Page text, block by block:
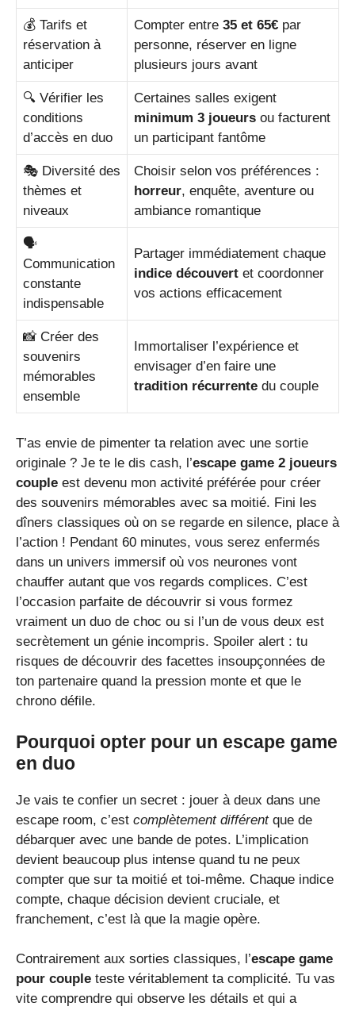
💰 Tarifs et
réservation à
anticiper
Compter entre 35 et 65€ par
personne, réserver en ligne
plusieurs jours avant
🔍 Vérifier les
conditions
d’accès en duo
Certaines salles exigent
minimum 3 joueurs ou facturent
un participant fantôme
🎭 Diversité des
thèmes et
niveaux
Choisir selon vos préférences :
horreur, enquête, aventure ou
ambiance romantique
🗣️
Communication
constante
indispensable
Partager immédiatement chaque
indice découvert et coordonner
vos actions efficacement
📸 Créer des
souvenirs
mémorables
ensemble
Immortaliser l’expérience et
envisager d’en faire une
tradition récurrente du couple
T’as envie de pimenter ta relation avec une sortie
originale ? Je te le dis cash, l’escape game 2 joueurs
couple est devenu mon activité préférée pour créer
des souvenirs mémorables avec sa moitié. Fini les
dîners classiques où on se regarde en silence, place à
l’action ! Pendant 60 minutes, vous serez enfermés
dans un univers immersif où vos neurones vont
chauffer autant que vos regards complices. C’est
l’occasion parfaite de découvrir si vous formez
vraiment un duo de choc ou si l’un de vous deux est
secrètement un génie incompris. Spoiler alert : tu
risques de découvrir des facettes insoupçonnées de
ton partenaire quand la pression monte et que le
chrono défile.
Pourquoi opter pour un escape game
en duo
Je vais te confier un secret : jouer à deux dans une
escape room, c’est complètement différentque de
débarquer avec une bande de potes. L’implication
devient beaucoup plus intense quand tu ne peux
compter que sur ta moitié et toi-même. Chaque indice
compte, chaque décision devient cruciale, et
franchement, c’est là que la magie opère.
Contrairement aux sorties classiques, l’escape game
pour couple teste véritablement ta complicité. Tu vas
vite comprendre qui observe les détails et qui a